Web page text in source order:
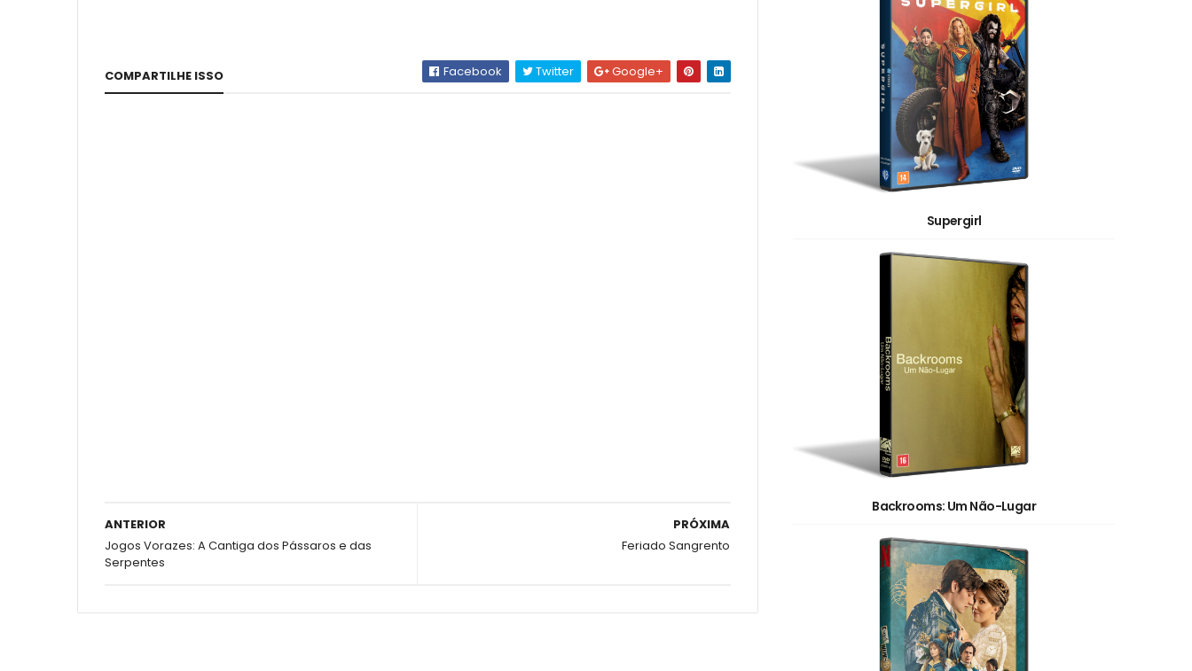
COMPARTILHE ISSO Facebook Twitter Google+
PRÓXIMA
Feriado Sangrento
ANTERIOR
Jogos Vorazes: A Cantiga dos Pássaros e das
Serpentes
Supergirl
Backrooms: Um Não-Lugar